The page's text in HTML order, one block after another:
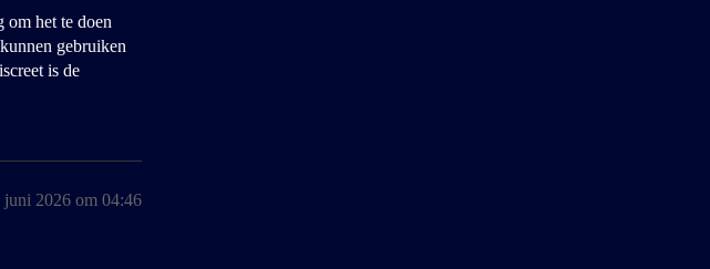
het te doen
gebruiken
is de
juni 2026 om 04:46